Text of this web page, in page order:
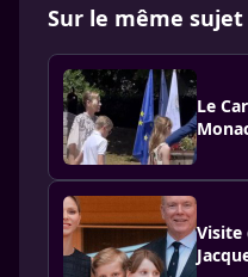
Sur le même sujet
Le
Visite